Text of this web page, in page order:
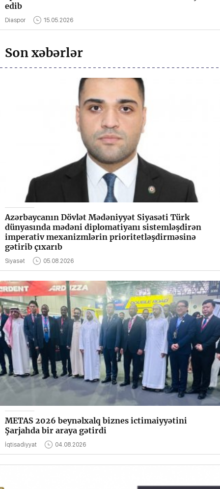
edib
Diaspor 15.05.2026
Son xəbərlər
Azərbaycanın Dövlət Mədəniyyət Siyasəti Türk
dünyasında mədəni diplomatiyanı sistemləşdirən
imperativ mexanizmlərin prioritetləşdirməsinə
gətirib çıxarıb
Siyasət 05.08.2026
METAS 2026 beynəlxalq biznes ictimaiyyətini
Şarjahda bir araya gətirdi
İqtisadiyyat 04.08.2026